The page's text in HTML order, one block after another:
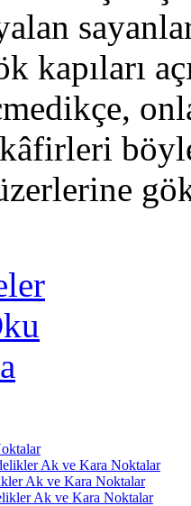
kapıları
Ak ve Kara Noktalar
Ak ve Kara Noktalar
Ak ve Kara Noktalar